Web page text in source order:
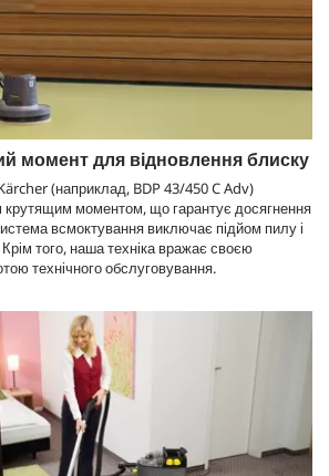
момент для відновлення блиску
(наприклад, BDP 43/450 C Adv)
крутящим моментом, що гарантує досягнення
всмоктування виключає підйом пилу і
того, наша техніка вражає своєю
технічного обслуговування.